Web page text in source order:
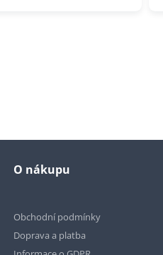
O nákupu
Obchodní podmínky
Doprava a platba